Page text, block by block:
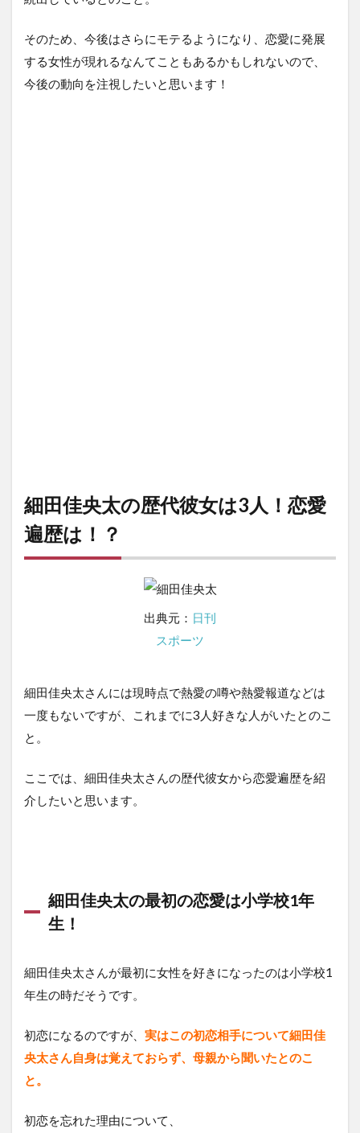
そのため、今後はさらにモテるようになり、恋愛に発展
する女性が現れるなんてこともあるかもしれないので、
今後の動向を注視したいと思います！
細田佳央太の歴代彼女は3人！恋愛
遍歴は！？
出典元： 日刊
スポーツ
細田佳央太さんには現時点で熱愛の噂や熱愛報道などは
一度もないですが、これまでに3人好きな人がいたとのこ
と。
ここでは、細田佳央太さんの歴代彼女から恋愛遍歴を紹
介したいと思います。
細田佳央太の最初の恋愛は小学校1年
生！
細田佳央太さんが最初に女性を好きになったのは小学校1
年生の時だそうです。
初恋になるのですが、 実はこの初恋相手について細田佳
央太さん自身は覚えておらず、母親から聞いたとのこ
と。
初恋を忘れた理由について、